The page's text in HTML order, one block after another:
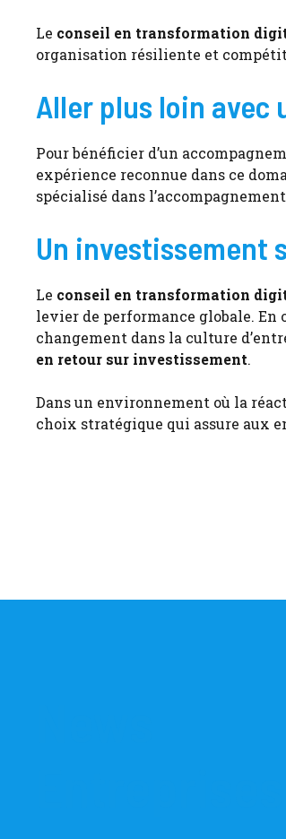
Le conseil en transformation
organisation résiliente et
Aller plus loin avec
Pour bénéficier d’un
expérience reconnue dans ce
spécialisé dans
Un investissement
Le conseil en transformation
levier de performance globale.
changement dans la culture
en retour sur investissement.
Dans un environnement où la
choix stratégique qui assure aux